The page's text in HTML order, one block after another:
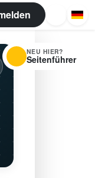
NEU HIER?
Seitenführer